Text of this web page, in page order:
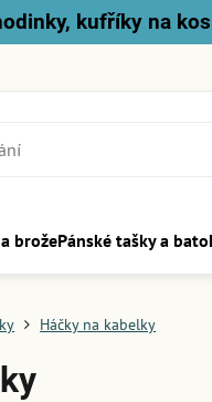
kufříky na
brožePánské tašky a
Háčky na kabelky